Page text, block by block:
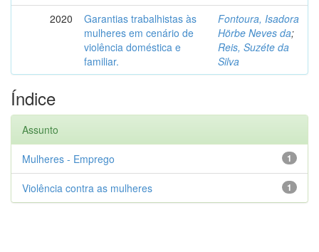
2020
Garantias trabalhistas às
mulheres em cenário de
violência doméstica e
familiar.
Fontoura, Isadora
Hörbe Neves da;
Reis, Suzéte da
Silva
Índice
Assunto
1
Mulheres - Emprego
1
Violência contra as mulheres